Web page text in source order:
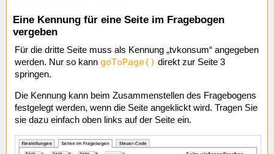
Eine Kennung für eine Seite im Fragebogen
vergeben
Für die dritte Seite muss als Kennung „tvkonsum“ angegeben
werden. Nur so kann goToPage() direkt zur Seite 3
springen.
Die Kennung kann beim Zusammenstellen des Fragebogens
festgelegt werden, wenn die Seite angeklickt wird. Tragen Sie
sie dazu einfach oben links auf der Seite ein.